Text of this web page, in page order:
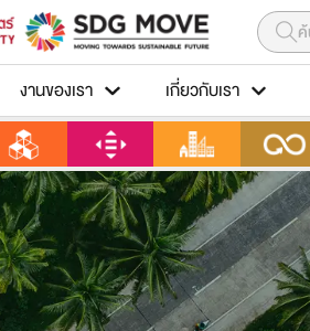
งานของเรา เกี่ยวกับเรา